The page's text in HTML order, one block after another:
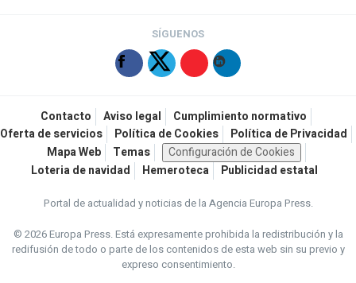
SÍGUENOS
Contacto Aviso legal
Cumplimiento normativo
Oferta de servicios
Política de Cookies
Política de Privacidad
Mapa Web
Temas
Configuración de Cookies
Loteria de navidad
Hemeroteca Publicidad estatal
Portal de actualidad y noticias de la Agencia Europa Press.
© 2026 Europa Press.Está expresamente prohibida la redistribución y la
redifusión de todo o parte de los contenidos de esta web sin su previo y
expreso consentimiento.